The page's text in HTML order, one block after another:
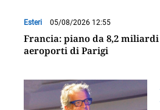
Esteri 05/08/2026 12:55
Francia: piano da 8,2
aeroporti di Parigi